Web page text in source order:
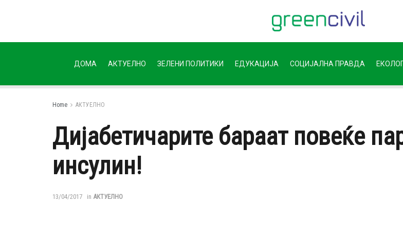
ДОМА АКТУЕЛНО ЗЕЛЕНИ ПОЛИТИКИ ЕДУКАЦИЈА СОЦИЈАЛНА ПРАВДА
Home АКТУЕЛНО
Дијабетичарите бараат повеќе
инсулин!
13/04/2017 in АКТУЕЛНО